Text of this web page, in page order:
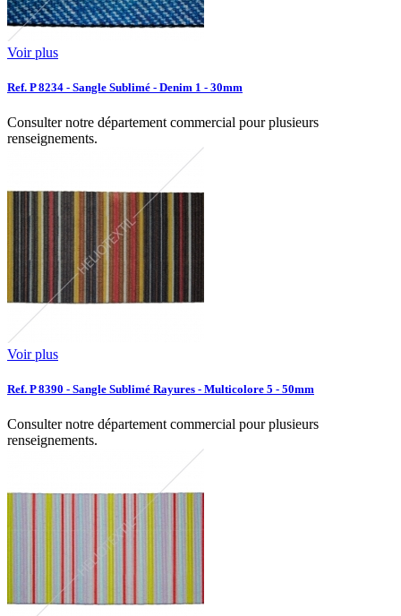
Voir plus
Ref. P 8234 - Sangle Sublimé - Denim 1 - 30mm
Consulter notre département commercial pour plusieurs
renseignements.
Voir plus
Ref. P 8390 - Sangle Sublimé Rayures - Multicolore 5 - 50mm
Consulter notre département commercial pour plusieurs
renseignements.